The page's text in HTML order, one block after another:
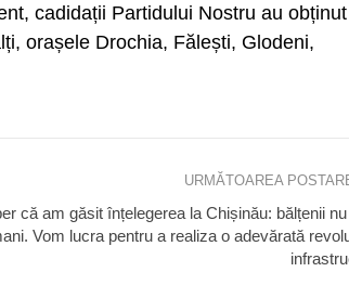
cadidații Partidului Nostru au
orașele Drochia, Fălești, Glodeni,
URMĂTOAREA
că am găsit înțelegerea la Chișinău: bălțenii
Vom lucra pentru a realiza o adevărată